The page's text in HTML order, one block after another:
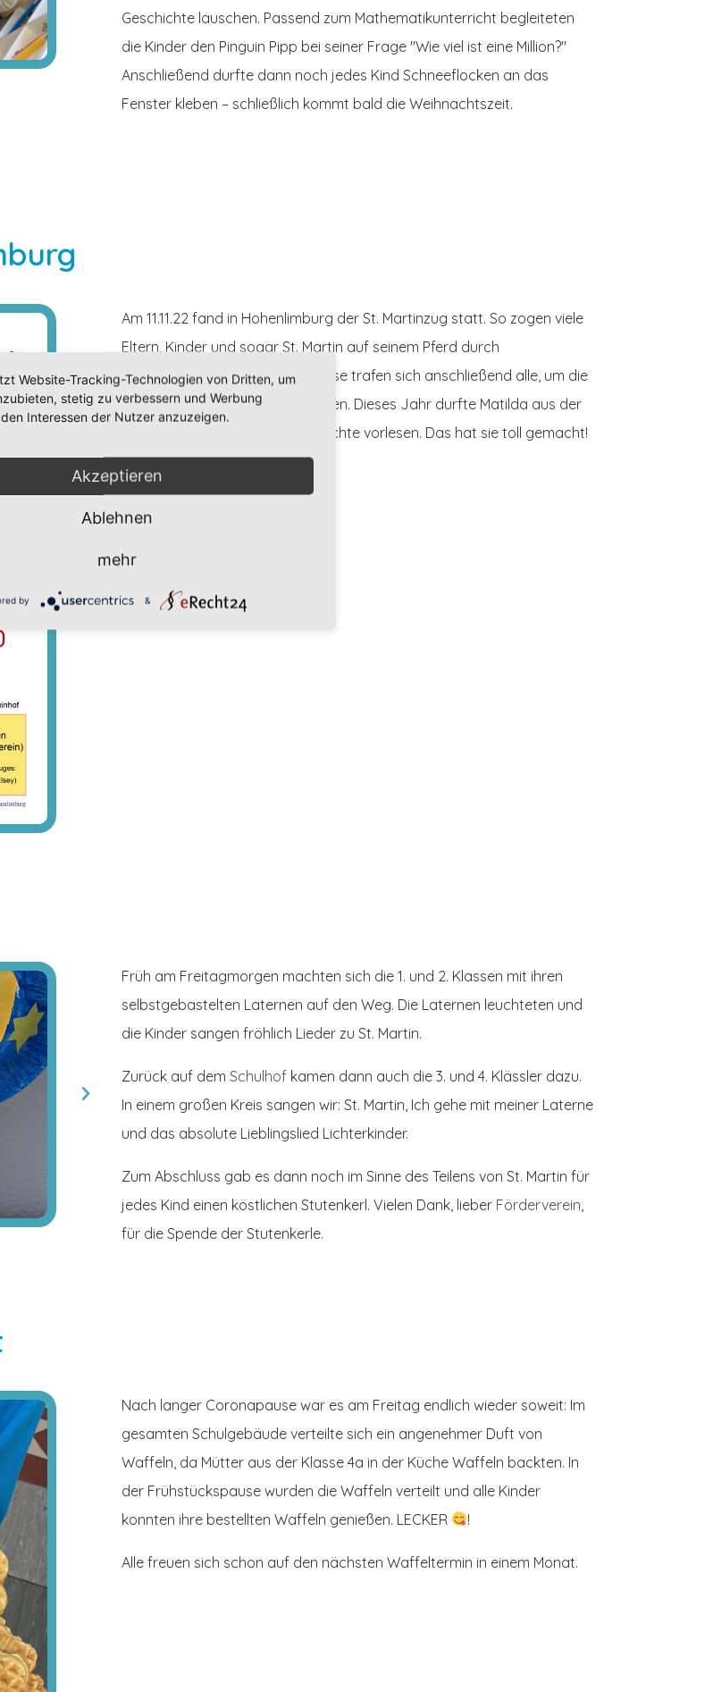
Geschichte lauschen. Passend zum Mathematikunterricht begleiteten
die Kinder den Pinguin Pipp bei seiner Frage "Wie viel ist eine Million?"
Anschließend durfte dann noch jedes Kind Schneeflocken an das
Fenster kleben – schließlich kommt bald die Weihnachtszeit.
Am 11.11.22 fand in Hohenlimburg der St. Martinzug statt. So zogen viele
Eltern, Kinder und sogar St. Martin auf seinem Pferd durch
Hohenlimburg. Auf der Lennewiese trafen sich anschließend alle, um die
Geschichte von St. Martin zu hören. Dieses Jahr durfte Matilda aus der
Klasse 4a die St. Martingsgeschichte vorlesen. Das hat sie toll gemacht!
Früh am Freitagmorgen machten sich die 1. und 2. Klassen mit ihren
selbstgebastelten Laternen auf den Weg. Die Laternen leuchteten und
die Kinder sangen fröhlich Lieder zu St. Martin.
Zurück auf dem Schulhof kamen dann auch die 3. und 4. Klässler dazu.
In einem großen Kreis sangen wir: St. Martin, Ich gehe mit meiner Laterne
und das absolute Lieblingslied Lichterkinder.
Zum Abschluss gab es dann noch im Sinne des Teilens von St. Martin für
jedes Kind einen köstlichen Stutenkerl. Vielen Dank, lieber Förderverein
für die Spende der Stutenkerle.
Nach langer Coronapause war es am Freitag endlich wieder soweit: Im
gesamten Schulgebäude verteilte sich ein angenehmer Duft von
Waffeln, da Mütter aus der Klasse 4a in der Küche Waffeln backten. In
der Frühstückspause wurden die Waffeln verteilt und alle Kinder
konnten ihre bestellten Waffeln genießen. LECKER
!
Alle freuen sich schon auf den nächsten Waffeltermin in einem Monat.
Website-Tracking-Technologien von Dritten, um
stetig zu verbessern und Werbung
Interessen der Nutzer anzuzeigen.
Akzeptieren
Ablehnen
mehr
by &